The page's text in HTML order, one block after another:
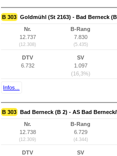
B 303 Goldmühl (St 2163) - Bad Berneck
Nr.
12.737
(12.308)
B-Rang
7.830
(5.435)
DTV
6.732
SV
1.097
(16,3%)
Infos...
B 303 Bad Berneck (B 2) - AS Bad
Nr.
12.738
(12.309)
B-Rang
6.729
(4.344)
DTV
SV